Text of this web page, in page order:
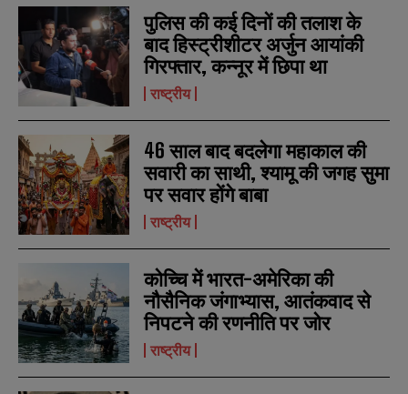
*
a
i
l
*
N
u
m
b
e
s
SUBMIT
*
a
i
l
*
N
u
m
b
e
s
SUBMIT
पुलिस की कई दिनों की तलाश के
बाद हिस्ट्रीशीटर अर्जुन आयांकी
गिरफ्तार, कन्नूर में छिपा था
राष्ट्रीय
46 साल बाद बदलेगा महाकाल की
सवारी का साथी, श्यामू की जगह सुमा
पर सवार होंगे बाबा
राष्ट्रीय
कोच्चि में भारत-अमेरिका की
नौसैनिक जंगाभ्यास, आतंकवाद से
निपटने की रणनीति पर जोर
राष्ट्रीय